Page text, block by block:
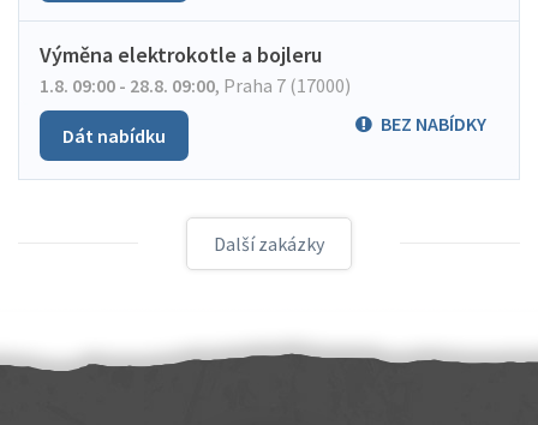
Výměna elektrokotle a bojleru
1.8. 09:00 - 28.8. 09:00, Praha 7 (17000)
BEZ NABÍDKY
Dát nabídku
Další zakázky